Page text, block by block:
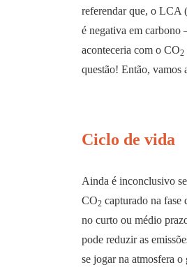
referendar que, o LCA
é negativa em carbono
aconteceria com o CO2
questão! Então, vamos
Ciclo de vida
Ainda é inconclusivo
CO2 capturado na fase
no curto ou médio
pode reduzir as
se jogar na atmosfera